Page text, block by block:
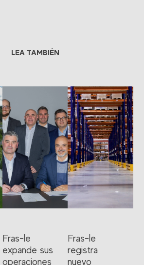
LEA TAMBIÉN
Fras-le
expande sus
operaciones
Fras-le
registra
nuevo